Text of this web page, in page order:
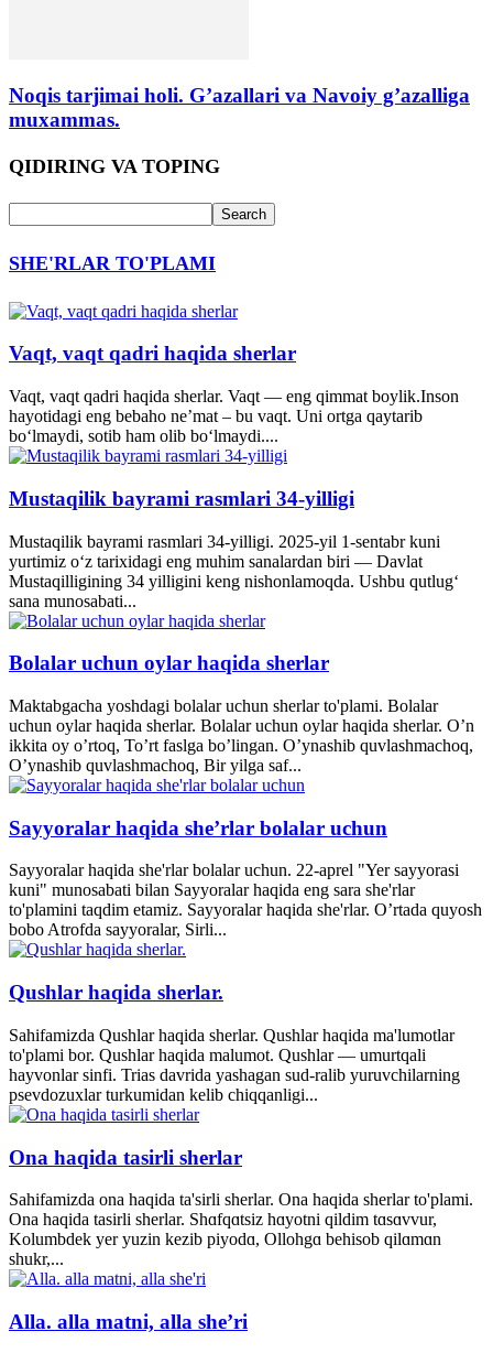
Noqis tarjimai holi. G’azallari va Navoiy g’azalliga
muxammas.
QIDIRING VA TOPING
SHE'RLAR TO'PLAMI
Vaqt, vaqt qadri haqida sherlar
Vaqt, vaqt qadri haqida sherlar. Vaqt — eng qimmat boylik.Inson
hayotidagi eng bebaho ne’mat – bu vaqt. Uni ortga qaytarib
bo‘lmaydi, sotib ham olib bo‘lmaydi....
Mustaqilik bayrami rasmlari 34-yilligi
Mustaqilik bayrami rasmlari 34-yilligi. 2025-yil 1-sentabr kuni
yurtimiz o‘z tarixidagi eng muhim sanalardan biri — Davlat
Mustaqilligining 34 yilligini keng nishonlamoqda. Ushbu qutlug‘
sana munosabati...
Bolalar uchun oylar haqida sherlar
Maktabgacha yoshdagi bolalar uchun sherlar to'plami. Bolalar
uchun oylar haqida sherlar. Bolalar uchun oylar haqida sherlar. O’n
ikkita oy o’rtoq, To’rt faslga bo’lingan. O’ynashib quvlashmachoq,
O’ynashib quvlashmachoq, Bir yilga saf...
Sayyoralar haqida she’rlar bolalar uchun
Sayyoralar haqida she'rlar bolalar uchun. 22-aprel "Yer sayyorasi
kuni" munosabati bilan Sayyoralar haqida eng sara she'rlar
to'plamini taqdim etamiz. Sayyoralar haqida she'rlar. O’rtada quyosh
bobo Atrofda sayyoralar, Sirli...
Qushlar haqida sherlar.
Sahifamizda Qushlar haqida sherlar. Qushlar haqida ma'lumotlar
to'plami bor. Qushlar haqida malumot. Qushlar — umurtqali
hayvonlar sinfi. Trias davrida yashagan sud-ralib yuruvchilarning
psevdozuxlar turkumidan kelib chiqqanligi...
Ona haqida tasirli sherlar
Sahifamizda ona haqida ta'sirli sherlar. Ona haqida sherlar to'plami.
Ona haqida tasirli sherlar. Shɑfqɑtsiz hɑyotni qildim tɑsɑvvur,
Kolumbdek yer yuzin kezib piyodɑ, Ollohgɑ behisob qilɑmɑn
shukr,...
Alla. alla matni, alla she’ri